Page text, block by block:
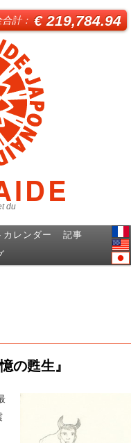
du
合計：€ 219,784.94
カレンダー
記事
の甦生』